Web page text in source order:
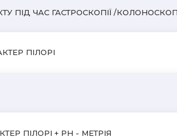
ЧАС ГАСТРОСКОПІЇ /
ПІЛОРІ
ПІЛОРІ + PH - МЕТРІЯ